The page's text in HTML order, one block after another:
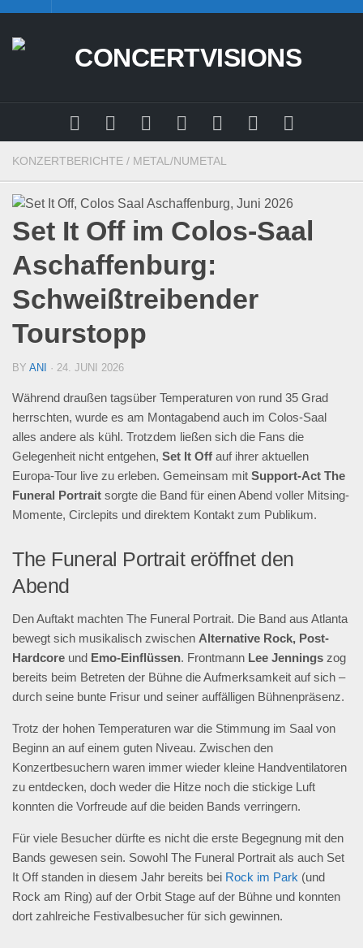
content
KONZERTBERICHTE / METAL/NUMETAL
Set It Off im Colos-Saal
Aschaffenburg:
Schweißtreibender
Tourstopp
BY ANI · 24. JUNI 2026
Während draußen tagsüber Temperaturen von rund 35 Grad
herrschten, wurde es am Montagabend auch im Colos-Saal
alles andere als kühl. Trotzdem ließen sich die Fans die
Gelegenheit nicht entgehen, Set It Off auf ihrer aktuellen
Europa-Tour live zu erleben. Gemeinsam mit Support-Act The
Funeral Portrait sorgte die Band für einen Abend voller Mitsing-
Momente, Circlepits und direktem Kontakt zum Publikum.
The Funeral Portrait eröffnet den
Abend
Den Auftakt machten The Funeral Portrait. Die Band aus Atlanta
bewegt sich musikalisch zwischen Alternative Rock, Post-
Hardcore und Emo-Einflüssen. Frontmann Lee Jennings zog
bereits beim Betreten der Bühne die Aufmerksamkeit auf sich –
durch seine bunte Frisur und seiner auffälligen Bühnenpräsenz.
Trotz der hohen Temperaturen war die Stimmung im Saal von
Beginn an auf einem guten Niveau. Zwischen den
Konzertbesuchern waren immer wieder kleine Handventilatoren
zu entdecken, doch weder die Hitze noch die stickige Luft
konnten die Vorfreude auf die beiden Bands verringern.
Für viele Besucher dürfte es nicht die erste Begegnung mit den
Bands gewesen sein. Sowohl The Funeral Portrait als auch Set
It Off standen in diesem Jahr bereits bei Rock im Park (und
Rock am Ring) auf der Orbit Stage auf der Bühne und konnten
dort zahlreiche Festivalbesucher für sich gewinnen.